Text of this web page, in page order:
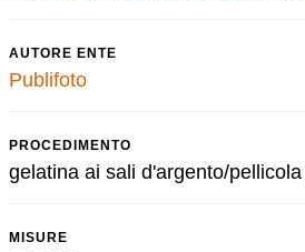
AUTORE ENTE
Publifoto
PROCEDIMENTO
gelatina ai sali d'argento/
MISURE